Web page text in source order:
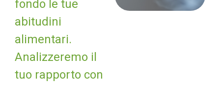
fondo le tue
abitudini
alimentari.
Analizzeremo il
tuo rapporto con